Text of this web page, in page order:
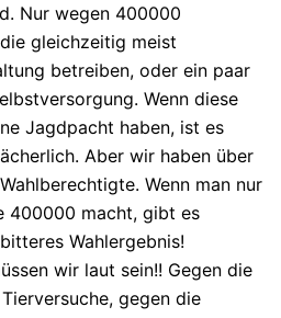
Nur wegen 400000
gleichzeitig meist
betreiben, oder ein paar
Wenn diese
Jagdpacht haben, ist es
Aber wir haben über
Wenn man nur
400000 macht, gibt es
Wahlergebnis!
wir laut sein!! Gegen die
gegen die